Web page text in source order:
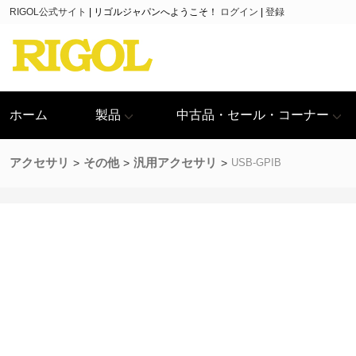
RIGOL公式サイト リゴルジャパンへようこそ！ ログイン 登録
ホーム 製品 中古品・セール・コーナー
アクセサリ その他 汎用アクセサリ USB-GPIB